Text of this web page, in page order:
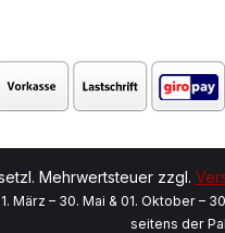
Mehrwertsteuer zzgl.
März – 30. Mai & 01. Oktober –
seitens der